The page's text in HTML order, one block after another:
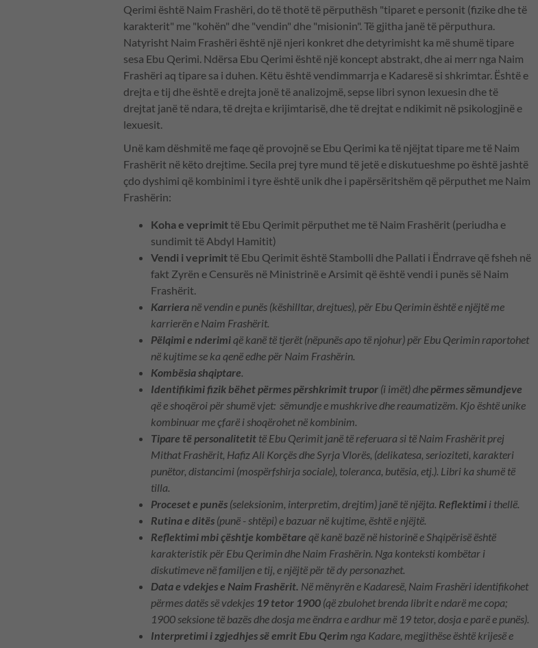
Qerimi është Naim Frashëri, do të thotë të përputhësh "tiparet e personit (fizike dhe të
karakterit" me "kohën" dhe "vendin" dhe "misionin". Të gjitha janë të përputhura.
Natyrisht Naim Frashëri është një njeri konkret dhe detyrimisht ka më shumë tipare
sesa Ebu Qerimi. Ndërsa Ebu Qerimi është një koncept abstrakt, dhe ai merr nga Naim
Frashëri aq tipare sa i duhen. Këtu është vendimmarrja e Kadaresë si shkrimtar. Është e
drejta e tij dhe është e drejta jonë të analizojmë, sepse libri synon lexuesin dhe të
drejtat janë të ndara, të drejta e krijimtarisë, dhe të drejtat e ndikimit në psikologjinë e
lexuesit.
Unë kam dëshmitë me faqe që provojnë se Ebu Qerimi ka të njëjtat tipare me të Naim
Frashërit në këto drejtime. Secila prej tyre mund të jetë e diskutueshme po është jashtë
çdo dyshimi që kombinimi i tyre është unik dhe i papërsëritshëm që përputhet me Naim
Frashërin:
Koha e veprimittë Ebu Qerimit përputhet me të Naim Frashërit (periudha e
sundimit të Abdyl Hamitit)
Vendi i veprimittë Ebu Qerimit është Stambolli dhe Pallati i Ëndrrave që fsheh në
fakt Zyrën e Censurës në Ministrinë e Arsimit që është vendi i punës së Naim
Frashërit.
Karriera në vendin e punës (këshilltar, drejtues), për Ebu Qerimin është e njëjtë me
karrierën e Naim Frashërit.
Pëlqimi e nderimiqë kanë të tjerët (nëpunës apo të njohur) për Ebu Qerimin raportohet
në kujtime se ka qenë edhe për Naim Frashërin.
Kombësia shqiptare.
Identifikimi fizik bëhet përmes përshkrimit trupor (i imët) dhe përmes sëmundjeve
që e shoqëroi për shumë vjet: sëmundje e mushkrive dhe reaumatizëm. Kjo është unike
kombinuar me çfarë i shoqërohet në kombinim.
Tipare të personalitetit të Ebu Qerimit janë të referuara si të Naim Frashërit prej
Mithat Frashërit, Hafiz Ali Korçës dhe Syrja Vlorës, (delikatesa, serioziteti, karakteri
punëtor, distancimi (mospërfshirja sociale), toleranca, butësia, etj.). Libri ka shumë të
tilla.
Proceset e punës (seleksionim, interpretim, drejtim) janë të njëjta. Reflektimi i thellë.
Rutina e ditës (punë - shtëpi) e bazuar në kujtime, është e njëjtë.
Reflektimi mbi çështje kombëtare që kanë bazë në historinë e Shqipërisë është
karakteristik për Ebu Qerimin dhe Naim Frashërin. Nga konteksti kombëtar i
diskutimeve në familjen e tij, e njëjtë për të dy personazhet.
Data e vdekjes e Naim Frashërit. Në mënyrën e Kadaresë, Naim Frashëri identifikohet
përmes datës së vdekjes 19 tetor 1900 (që zbulohet brenda librit e ndarë me copa;
1900 seksione të bazës dhe dosja me ëndrra e ardhur më 19 tetor, dosja e parë e punës).
Interpretimi i zgjedhjes së emrit Ebu Qerim nga Kadare, megjithëse është krijesë e